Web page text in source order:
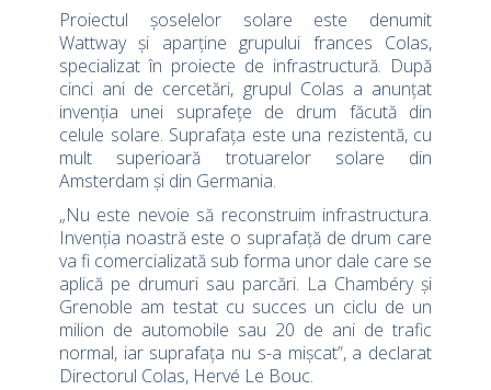
Proiectul șoselelor solare este denumit
Wattway și aparține grupului frances Colas,
specializat în proiecte de infrastructură. După
cinci ani de cercetări, grupul Colas a anunțat
invenția unei suprafețe de drum făcută din
celule solare. Suprafața este una rezistentă, cu
mult superioară trotuarelor solare din
Amsterdam și din Germania.
„Nu este nevoie să reconstruim infrastructura.
Invenția noastră este o suprafață de drum care
va fi comercializată sub forma unor dale care se
aplică pe drumuri sau parcări. La Chambéry și
Grenoble am testat cu succes un ciclu de un
milion de automobile sau 20 de ani de trafic
normal, iar suprafața nu s-a mișcat”, a declarat
Directorul Colas, Hervé Le Bouc.